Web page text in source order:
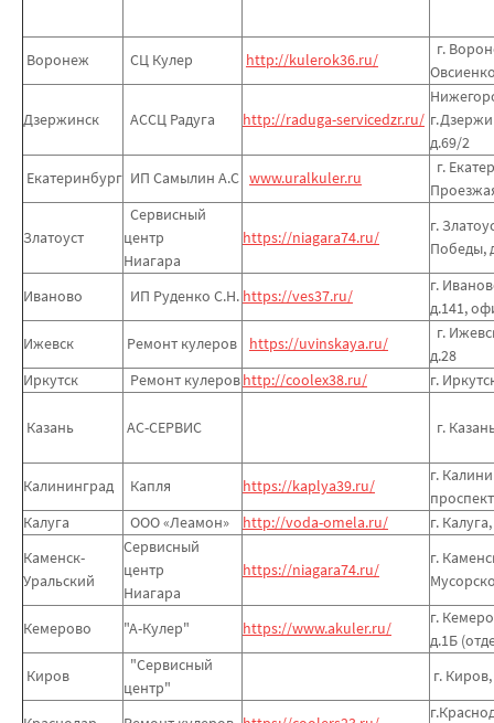
Воронеж СЦ Кулер http://kulerok36.ru/
г.
Дзержинск АССЦ Радуга http://raduga-servicedzr.ru/
д.69/2
Екатеринбург ИП Самылин А.С www.uralkuler.ru
г.
Златоуст
Сервисный
центр
Ниагара
https://niagara74.ru/
г.
Победы,
Иваново ИП Руденко С.Н. https://ves37.ru/
г.
д.141,
Ижевск
Ремонт кулеров https://uvinskaya.ru/
г.
д.28
Иркутск
Ремонт кулеровhttp://coolex38.ru/ г.
Казань АС-СЕРВИС г.
Калининград Капля https://kaplya39.ru/
г.
Калуга
ООО «Леамон» http://voda-omela.ru/
г.
Каменск-
Уральский
Сервисный
центр
Ниагара
https://niagara74.ru/
г.
Кемерово "А-Кулер" https://www.akuler.ru/
г.
д.1Б
Киров
"Сервисный
центр"
г.